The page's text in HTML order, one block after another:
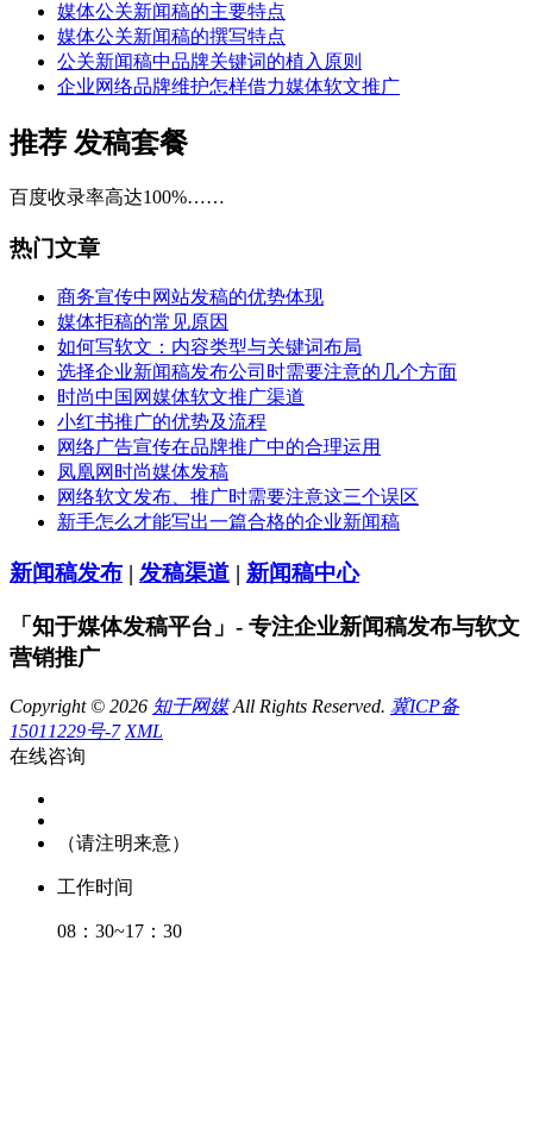
媒体公关新闻稿的主要特点
媒体公关新闻稿的撰写特点
公关新闻稿中品牌关键词的植入原则
企业网络品牌维护怎样借力媒体软文推广
推荐 发稿套餐
百度收录率高达100%……
热门文章
商务宣传中网站发稿的优势体现
媒体拒稿的常见原因
如何写软文：内容类型与关键词布局
选择企业新闻稿发布公司时需要注意的几个方面
时尚中国网媒体软文推广渠道
小红书推广的优势及流程
网络广告宣传在品牌推广中的合理运用
凤凰网时尚媒体发稿
网络软文发布、推广时需要注意这三个误区
新手怎么才能写出一篇合格的企业新闻稿
新闻稿发布 | 发稿渠道 | 新闻稿中心
「知于媒体发稿平台」- 专注企业新闻稿发布与软文
营销推广
Copyright © 2026 知于网媒All Rights Reserved. 冀ICP备
15011229号-7 XML
在线咨询
（请注明来意）
工作时间
08：30~17：30